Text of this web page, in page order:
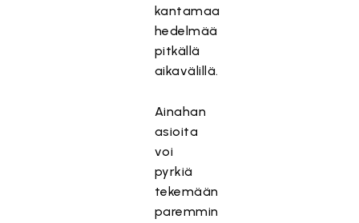
kantamaa
hedelmää
pitkällä
aikavälillä.
Ainahan
asioita
voi
pyrkiä
tekemään
paremmin